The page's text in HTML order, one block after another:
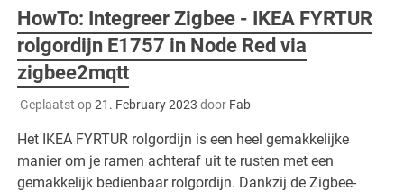
HowTo: Integreer Zigbee - IKEA FYRTUR
rolgordijn E1757 in Node Red via
zigbee2mqtt
Geplaatst op 21. February 2023 door Fab
Het IKEA FYRTUR rolgordijn is een heel gemakkelijke
manier om je ramen achteraf uit te rusten met een
gemakkelijk bedienbaar rolgordijn. Dankzij de Zigbee-